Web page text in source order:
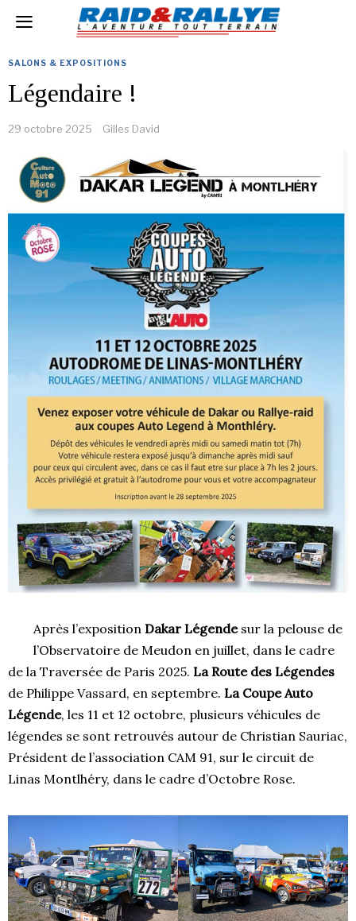
SALONS & EXPOSITIONS
Légendaire !
29 octobre 2025 Gilles David
Après l’exposition Dakar Légende sur la pelouse de
l’Observatoire de Meudon en juillet, dans le cadre
de la Traversée de Paris 2025. La Route des Légendes
de Philippe Vassard, en septembre. La Coupe Auto
Légende, les 11 et 12 octobre, plusieurs véhicules de
légendes se sont retrouvés autour de Christian Sauriac,
Président de l’association CAM 91, sur le circuit de
Linas Montlhéry, dans le cadre d’Octobre Rose.